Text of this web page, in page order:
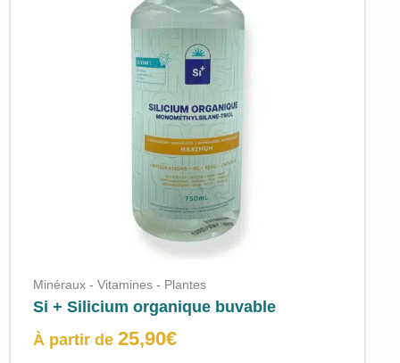
Minéraux - Vitamines - Plantes
Si + Silicium organique buvable
À partir de 25,90€